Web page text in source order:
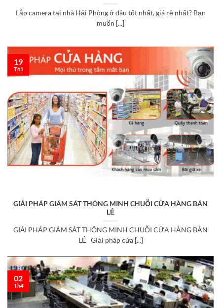
Lắp camera tại nhà Hải Phòng ở đâu tốt nhất, giá rẻ nhất? Bạn
muốn [...]
GIẢI PHÁP GIÁM SÁT THÔNG MINH CHUỖI CỬA HÀNG BÁN
LẺ
GIẢI PHÁP GIÁM SÁT THÔNG MINH CHUỖI CỬA HÀNG BÁN
LẺ Giải pháp cửa [...]
19
Th1
02
Th4